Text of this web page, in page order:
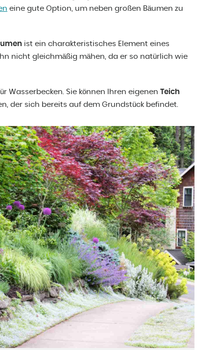
eine gute Option, um neben großen Bäumen zu
ist ein charakteristisches Element eines
nicht gleichmäßig mähen, da er so natürlich wie
Wasserbecken. Sie können Ihren eigenen Teich
der sich bereits auf dem Grundstück befindet.